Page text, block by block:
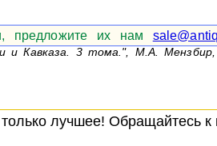
предложите их нам
и Кавказа. 3 тома.", М.А.
лучшее! Обращайтесь к